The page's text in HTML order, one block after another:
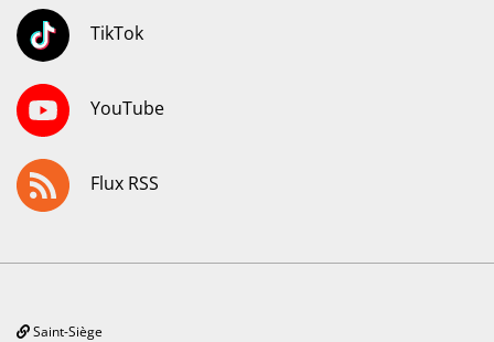
TikTok
YouTube
Flux RSS
Saint-Siège